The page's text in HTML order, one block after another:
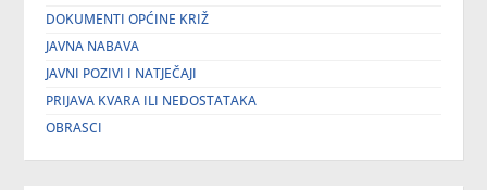
DOKUMENTI OPĆINE KRIŽ
JAVNA NABAVA
JAVNI POZIVI I NATJEČAJI
PRIJAVA KVARA ILI NEDOSTATAKA
OBRASCI